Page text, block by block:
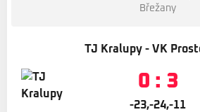
Břežany
TJ Kralupy - VK
0 : 3
-23,-24,-11